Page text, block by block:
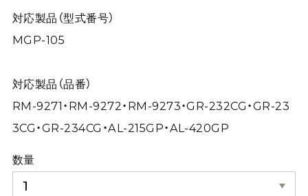
対応製品（型式番号）
MGP-105
対応製品（品番）
RM-9271・RM-9272・RM-9273・GR-232CG・GR-23
3CG・GR-234CG・AL-215GP・AL-420GP
数量